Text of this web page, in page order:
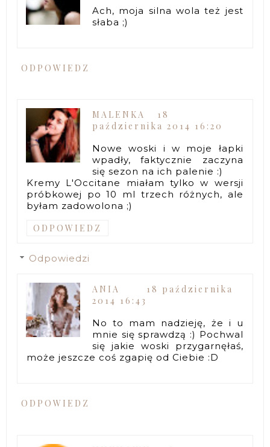
Ach, moja silna wola też jest
słaba ;)
ODPOWIEDZ
MALENKA
18
października 2014 16:20
Nowe woski i w moje łapki
wpadły, faktycznie zaczyna
się sezon na ich palenie :)
Kremy L'Occitane miałam tylko w wersji
próbkowej po 10 ml trzech różnych, ale
byłam zadowolona ;)
ODPOWIEDZ
Odpowiedzi
ANIA
18 października
2014 16:43
No to mam nadzieję, że i u
mnie się sprawdzą :) Pochwal
się jakie woski przygarnęłaś,
może jeszcze coś zgapię od Ciebie :D
ODPOWIEDZ